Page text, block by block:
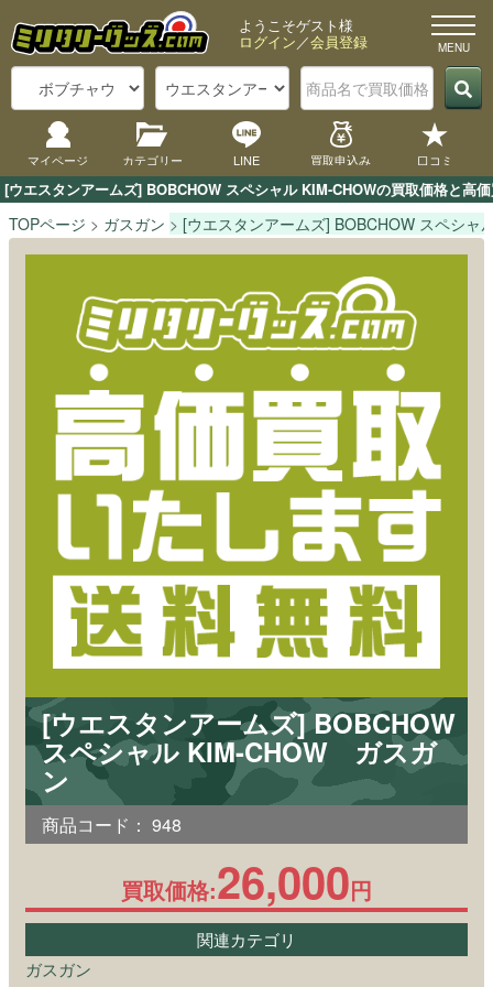
[ウエスタンアームズ] BOBCHOW スペシャル KIM-CHOWの買取価格と高
ようこそゲスト様
ログイン／会員登録
マイページ カテゴリー LINE 買取申込み 口コミ
TOPページ ガスガン [ウエスタンアームズ] BOBCHOW スペシャ
[ウエスタンアームズ] BOBCHOW
スペシャル KIM-CHOW ガスガ
ン
商品コード： 948
買取価格:26,000円
関連カテゴリ
ガスガン